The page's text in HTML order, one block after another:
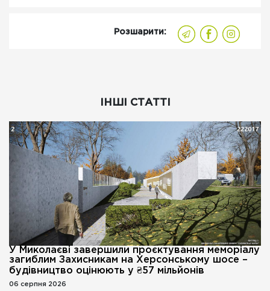
Розшарити:
ІНШІ СТАТТІ
У Миколаєві завершили проєктування меморіалу
загиблим Захисникам на Херсонському шосе –
будівництво оцінюють у ₴57 мільйонів
06 серпня 2026